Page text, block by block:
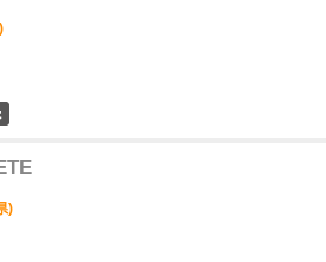
)